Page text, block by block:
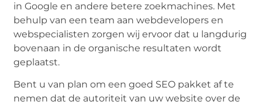
in Google en andere betere zoekmachines. Met
behulp van een team aan webdevelopers en
webspecialisten zorgen wij ervoor dat u langdurig
bovenaan in de organische resultaten wordt
geplaatst.
Bent u van plan om een goed SEO pakket af te
nemen dat de autoriteit van uw website over de